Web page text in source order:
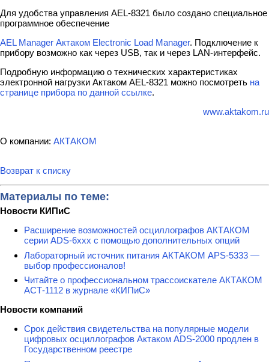
Для удобства управления AEL-8321 было создано специальное
программное обеспечение
AEL Manager Актаком Electronic Load Manager. Подключение к
прибору возможно как через USB, так и через LAN-интерфейс.
Подробную информацию о технических характеристиках
электронной нагрузки Актаком AEL-8321 можно посмотреть на
странице прибора по данной ссылке.
www.aktakom.ru
О компании: АКТАКОМ
Возврат к списку
Материалы по теме:
Новости КИПиС
Расширение возможностей осциллографов АКТАКОМ
серии ADS-6ххх с помощью дополнительных опций
Лабораторный источник питания АКТАКОМ APS-5333 —
выбор профессионалов!
Читайте о профессиональном трассоискателе АКТАКОМ
АСТ-1112 в журнале «КИПиС»
Новости компаний
Срок действия свидетельства на популярные модели
цифровых осциллографов Актаком ADS-2000 продлен в
Государственном реестре